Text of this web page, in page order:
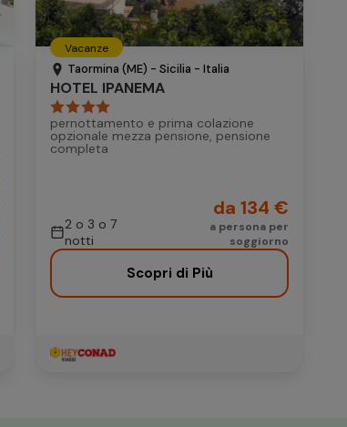
Vacanze
Taormina (ME) - Sicilia - Italia
HOTEL IPANEMA
pernottamento e prima colazione
opzionale mezza pensione, pensione
completa
2 o 3 o 7
notti
da 134 €
a persona per
soggiorno
Scopri di Più